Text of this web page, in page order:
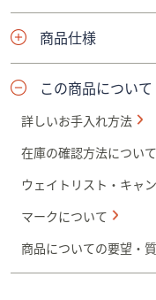
商品仕様
この商品について
詳しいお手入れ方法
在庫の確認方法について
ウェイトリスト・キャ
マークについて
商品についての要望・